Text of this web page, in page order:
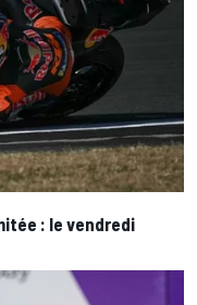
: le vendredi